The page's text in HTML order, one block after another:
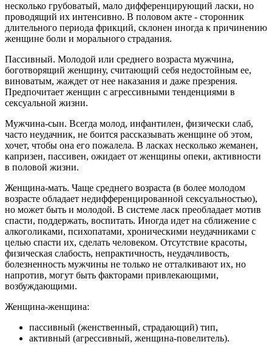
несколько грубоватый, мало дифференцирующий ласки, но
проводящий их интенсивно. В половом акте - сторонник
длительного периода фрикций, склонен иногда к причинению
женщине боли и морального страдания.
Пассивный. Молодой или среднего возраста мужчина,
боготворящий женщину, считающий себя недостойным ее,
виноватым, жаждет от нее наказания и даже презрения.
Предпочитает женщин с агрессивными тенденциями в
сексуальной жизни.
Мужчина-сын. Всегда молод, инфантилен, физически слаб,
часто неудачник, не боится рассказывать женщине об этом,
хочет, чтобы она его пожалела. В ласках несколько жеманен,
капризен, пассивен, ожидает от женщины опеки, активности
в половой жизни.
Женщина-мать. Чаще среднего возраста (в более молодом
возрасте обладает недифференцированной сексуальностью),
но может быть и молодой. В системе ласк преобладает мотив
спасти, поддержать, воспитать. Иногда идет на сближение с
алкоголиками, психопатами, хроническими неудачниками с
целью спасти их, сделать человеком. Отсутствие красоты,
физическая слабость, непрактичность, неудачливость,
болезненность мужчины не только не отталкивают их, но
напротив, могут быть факторами привлекающими,
возбуждающими.
Женщина-женщина:
пассивный (женственный, страдающий) тип,
активный (агрессивный, женщина-повелитель).